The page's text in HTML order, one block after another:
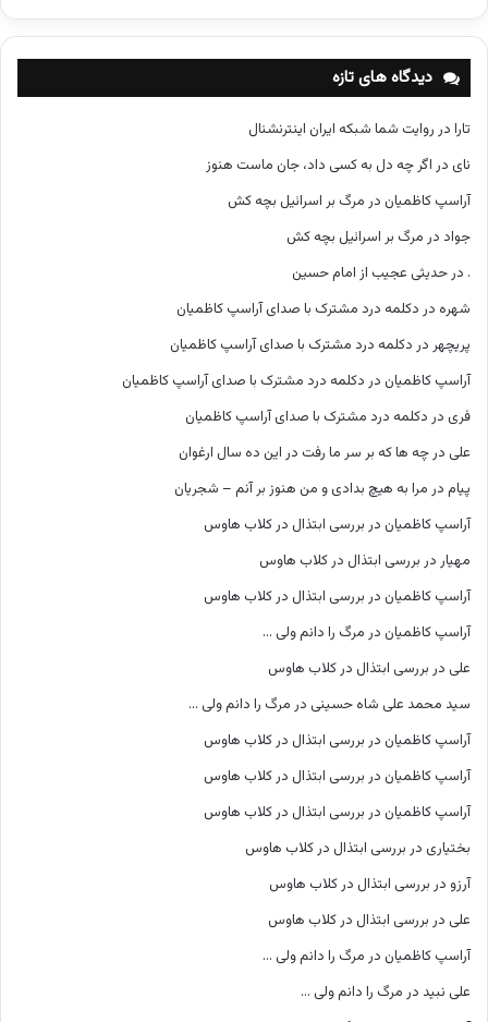
ت
ه‌
ه
دیدگاه های تازه
تارا در روایت شما شبکه ایران اینترنشنال
نای در اگر چه دل به کسی داد، جان ماست هنوز
آراسپ کاظمیان در مرگ بر اسرائیل بچه کش
جواد در مرگ بر اسرائیل بچه کش
. در حدیثی عجیب از امام حسین
شهره در دکلمه درد مشترک با صدای آراسپ کاظمیان
پریچهر در دکلمه درد مشترک با صدای آراسپ کاظمیان
آراسپ کاظمیان در دکلمه درد مشترک با صدای آراسپ کاظمیان
فری در دکلمه درد مشترک با صدای آراسپ کاظمیان
علی در چه ها که بر سر ما رفت در این ده سال ارغوان
پیام در مرا به هیچ بدادی و من هنوز بر آنم – شجریان
آراسپ کاظمیان در بررسی ابتذال در کلاب هاوس
مهیار در بررسی ابتذال در کلاب هاوس
آراسپ کاظمیان در بررسی ابتذال در کلاب هاوس
آراسپ کاظمیان در مرگ را دانم ولی …
علی در بررسی ابتذال در کلاب هاوس
سید محمد علی شاه حسینی در مرگ را دانم ولی …
آراسپ کاظمیان در بررسی ابتذال در کلاب هاوس
آراسپ کاظمیان در بررسی ابتذال در کلاب هاوس
آراسپ کاظمیان در بررسی ابتذال در کلاب هاوس
بختیاری در بررسی ابتذال در کلاب هاوس
آرزو در بررسی ابتذال در کلاب هاوس
علی در بررسی ابتذال در کلاب هاوس
آراسپ کاظمیان در مرگ را دانم ولی …
علی نبید در مرگ را دانم ولی …